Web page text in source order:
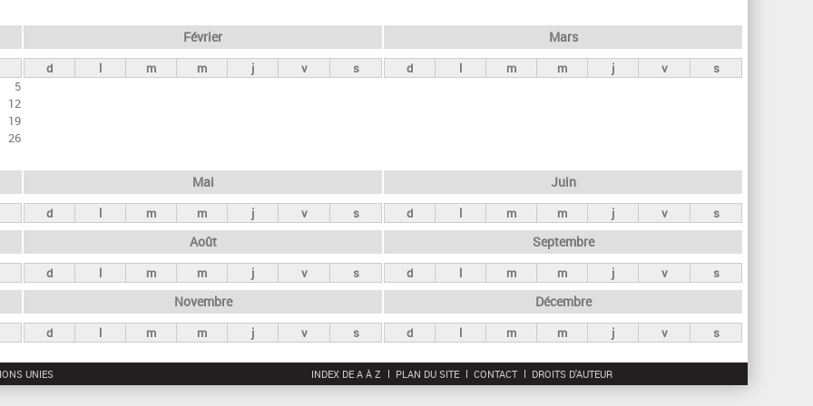
r
c
5
12
19
26
Février
d l m m j v s
Mars
d l m m j v s
Mai
d l m m j v s
Juin
d l m m j v s
Août
d l m m j v s
Septembre
d l m m j v s
Novembre
d l m m j v s
Décembre
d l m m j v s
UNIES INDEX DE A À Z PLAN DU SITE CONTACT DROITS D'AUTEUR